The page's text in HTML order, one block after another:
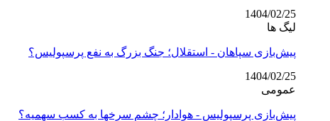
1404/02/25
لیگ ها
پیش‌بازی سپاهان - استقلال؛ جنگ بزرگ به نفع پرسپولیس؟
1404/02/25
عمومی
پیش‌بازی پرسپولیس - هوادار؛ چشم سرخها به کسب سهمیه؟